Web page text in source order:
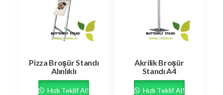
Pizza Broşür Standı
Alınlıklı
Hızlı Teklif Al!
Akrilik Broşür
Standı A4
Hızlı Teklif Al!